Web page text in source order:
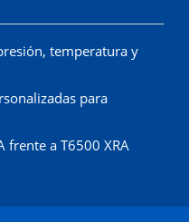
temperatura y
para
frente a T6500 XRA